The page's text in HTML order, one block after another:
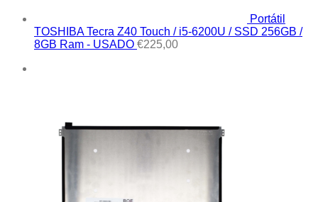
Portátil
TOSHIBA Tecra Z40 Touch / i5-6200U / SSD 256GB /
8GB Ram - USADO €225,00